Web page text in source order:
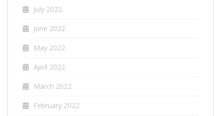
July 2022
June 2022
May 2022
April 2022
March 2022
February 2022